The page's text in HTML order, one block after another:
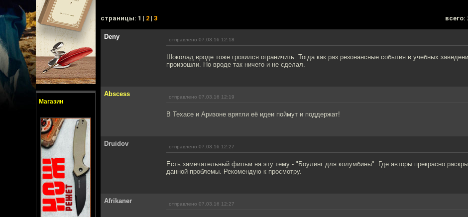
Магазин
cтраницы: 1 | 2 | 3 всего:
Deny отправлено 07.03.16 12:18
Шоколад вроде тоже грозился ограничить. Тогда как раз резонансные события в учебных
произошли. Но вроде так ничего и не сделал.
Abscess отправлено 07.03.16 12:19
В Техасе и Аризоне врятли её идеи поймут и поддержат!
Druidov отправлено 07.03.16 12:27
Есть замечательный фильм на эту тему - "Боулинг для колумбины". Где авторы прекрасно
данной проблемы. Рекомендую к просмотру.
Afrikaner отправлено 07.03.16 12:27